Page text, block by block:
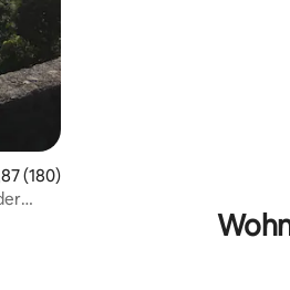
Bewertung: 4,87 von 5,
(180)